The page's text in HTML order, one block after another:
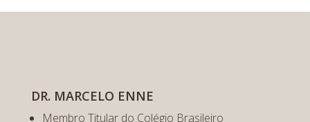
DR. MARCELO ENNE
Membro Titular do Colégio Brasileiro